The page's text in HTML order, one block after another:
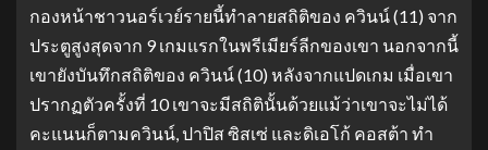
กองหน้าชาวนอร์เวย์รายนี้ทำลายสถิติของ ควินน์ (11) จาก
ประตูสูงสุดจาก 9 เกมแรกในพรีเมียร์ลีกของเขา นอกจากนี้
เขายังบันทึกสถิติของ ควินน์ (10) หลังจากแปดเกม เมื่อเขา
ปรากฏตัวครั้งที่ 10 เขาจะมีสถิตินั้นด้วยแม้ว่าเขาจะไม่ได้
คะแนนก็ตามควินน์, ปาปิส ซิสเซ่ และดิเอโก้ คอสต้า ทำ